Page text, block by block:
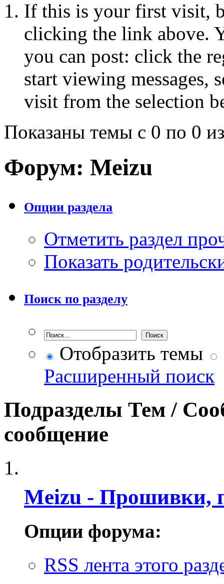
If this is your first visit,
clicking the link above.
you can post: click the
start viewing messages,
visit from the selection
Показаны темы с 0 по 0
Форум: Meizu
Опции раздела
Отметить раздел
Показать
Поиск по разделу
Отобразить темы
Расширенный поиск
Подразделы Тем /
сообщение
Meizu - Прошивки,
Опции форума:
RSS лента этого